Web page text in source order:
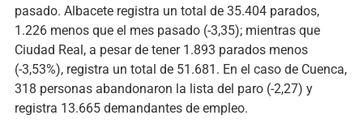
pasado. Albacete registra un total de 35.404 parados,
1.226 menos que el mes pasado (-3,35); mientras que
Ciudad Real, a pesar de tener 1.893 parados menos
(-3,53%), registra un total de 51.681. En el caso de Cuenca,
318 personas abandonaron la lista del paro (-2,27) y
registra 13.665 demandantes de empleo.